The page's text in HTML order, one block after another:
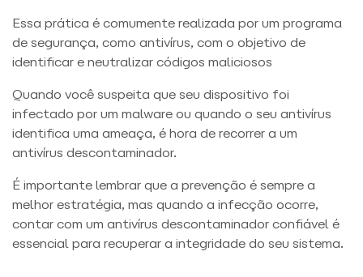
Essa prática é comumente realizada por um programa
de segurança, como antivírus, com o objetivo de
identificar e neutralizar códigos maliciosos
Quando você suspeita que seu dispositivo foi
infectado por um malware ou quando o seu antivírus
identifica uma ameaça, é hora de recorrer a um
antivírus descontaminador.
É importante lembrar que a prevenção é sempre a
melhor estratégia, mas quando a infecção ocorre,
contar com um antivírus descontaminador confiável é
essencial para recuperar a integridade do seu sistema.